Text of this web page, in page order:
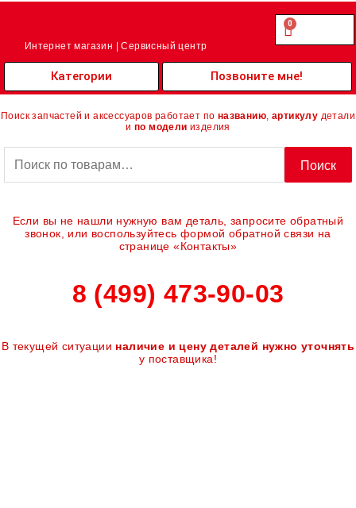
Перейти
Интернет магазин | Сервисный центр
0.00
0
Cart
Категории Позвоните мне!
Поиск запчастей и аксессуаров работает по названию артикулу детали
и по модели изделия
Поиск
Если вы не нашли нужную вам деталь, запросите обратный
звонок, или воспользуйтесь формой обратной связи на
странице «Контакты»
8 (499) 473-90-03
В текущей ситуации наличие и цену деталей нужно уточнять
у поставщика!